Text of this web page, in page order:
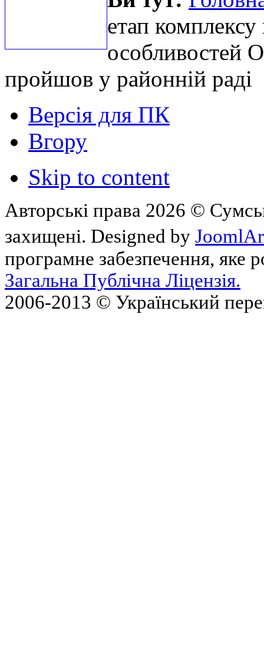
етап
особливостей
пройшов у районній раді
Версія для ПК
Вгору
Skip to content
Авторські права 2026 ©
захищені. Designed by
програмне забезпечення, яке
Загальна Публічна Ліцензія.
2006-2013 © Український